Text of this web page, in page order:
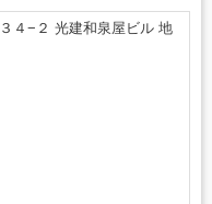
４−２ 光建和泉屋ビル 地